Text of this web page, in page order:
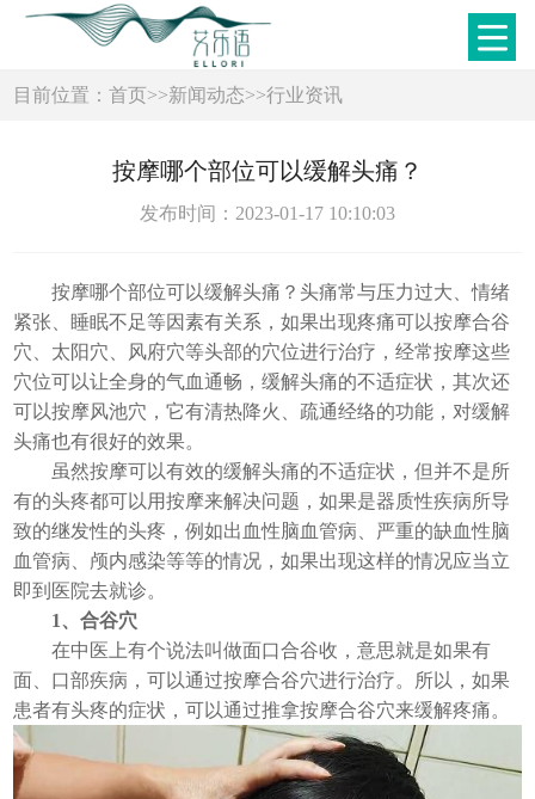
目前位置：首页>>新闻动态>>行业资讯
按摩哪个部位可以缓解头痛？
发布时间：2023-01-17 10:10:03
按摩哪个部位可以缓解头痛？头痛常与压力过大、情绪
紧张、睡眠不足等因素有关系，如果出现疼痛可以按摩合谷
穴、太阳穴、风府穴等头部的穴位进行治疗，经常按摩这些
穴位可以让全身的气血通畅，缓解头痛的不适症状，其次还
可以按摩风池穴，它有清热降火、疏通经络的功能，对缓解
头痛也有很好的效果。
虽然按摩可以有效的缓解头痛的不适症状，但并不是所
有的头疼都可以用按摩来解决问题，如果是器质性疾病所导
致的继发性的头疼，例如出血性脑血管病、严重的缺血性脑
血管病、颅内感染等等的情况，如果出现这样的情况应当立
即到医院去就诊。
1、合谷穴
在中医上有个说法叫做面口合谷收，意思就是如果有
面、口部疾病，可以通过按摩合谷穴进行治疗。所以，如果
患者有头疼的症状，可以通过推拿按摩合谷穴来缓解疼痛。